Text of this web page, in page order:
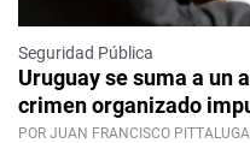
Seguridad Pública
Uruguay se suma a un
crimen organizado
POR JUAN FRANCISCO PITTALUGA